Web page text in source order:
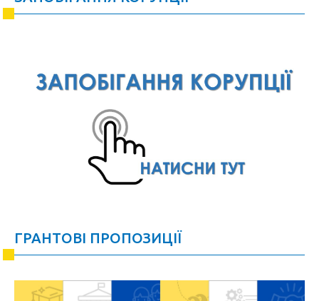
ГРАНТОВІ ПРОПОЗИЦІЇ